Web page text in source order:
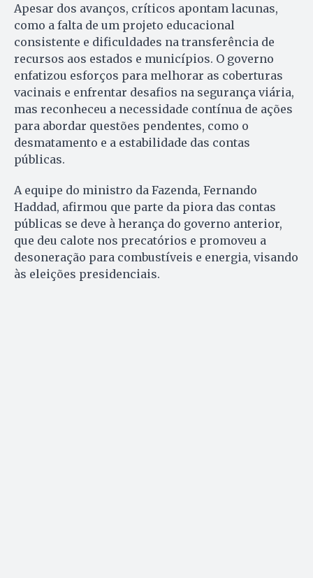
Apesar dos avanços, críticos apontam lacunas,
como a falta de um projeto educacional
consistente e dificuldades na transferência de
recursos aos estados e municípios. O governo
enfatizou esforços para melhorar as coberturas
vacinais e enfrentar desafios na segurança viária,
mas reconheceu a necessidade contínua de ações
para abordar questões pendentes, como o
desmatamento e a estabilidade das contas
públicas.
A equipe do ministro da Fazenda, Fernando
Haddad, afirmou que parte da piora das contas
públicas se deve à herança do governo anterior,
que deu calote nos precatórios e promoveu a
desoneração para combustíveis e energia, visando
às eleições presidenciais.